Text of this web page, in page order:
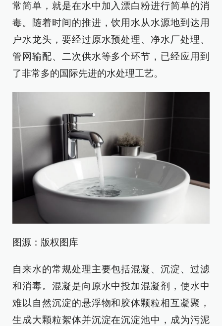
常简单，就是在水中加入漂白粉进行简单的消
毒。随着时间的推进，饮用水从水源地到达用
户水龙头，要经过原水预处理、净水厂处理、
管网输配、二次供水等多个环节，已经应用到
了非常多的国际先进的水处理工艺。
图源：版权图库
自来水的常规处理主要包括混凝、沉淀、过滤
和消毒。混凝是向原水中投加混凝剂，使水中
难以自然沉淀的悬浮物和胶体颗粒相互凝聚，
生成大颗粒絮体并沉淀在沉淀池中，成为污泥